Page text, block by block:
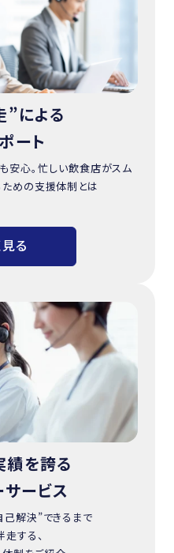
”による
ート
安心。忙しい飲食店がスム
めの支援体制とは
る
を誇る
ービス
解決”できるまで
する、